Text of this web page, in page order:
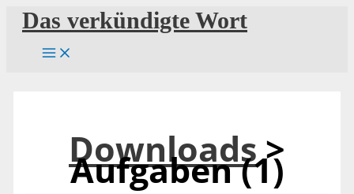
Zum
Inhalt
springen
Das verkündigte Wort
Downloads>
Aufgaben (1)